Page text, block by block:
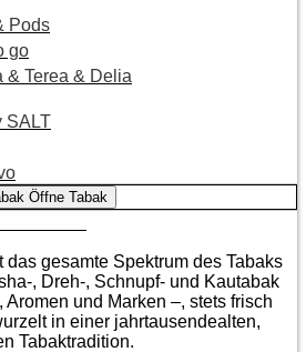
Pods
go
& Terea & Delia
SALT
Öffne Tabak
das gesamte Spektrum des Tabaks
, Dreh-, Schnupf- und Kautabak
und Marken –, stets frisch
in einer jahrtausendealten,
Tabaktradition.